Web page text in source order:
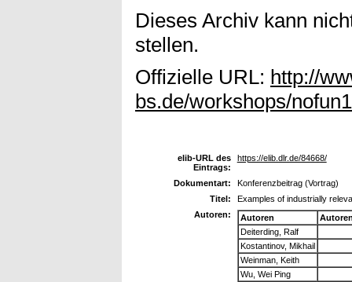
Dieses Archiv kann
stellen.
Offizielle URL: http://
bs.de/workshops/
elib-URL des
Eintrags:
https://elib.dlr.de/84668/
Dokumentart:
Konferenzbeitrag (Vortrag)
Titel:
Examples of industrially
Autoren:
Autoren
Deiterding, Ralf
Kostantinov, Mikhail
Weinman, Keith
Wu, Wei Ping